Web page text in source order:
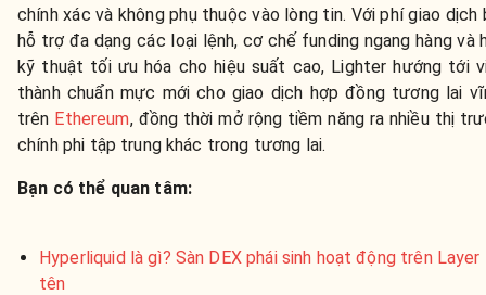
chính xác và không phụ thuộc vào lòng tin. Với phí giao dịch
hỗ trợ đa dạng các loại lệnh, cơ chế funding ngang hàng và
kỹ thuật tối ưu hóa cho hiệu suất cao, Lighter hướng tới
thành chuẩn mực mới cho giao dịch hợp đồng tương lai
trên Ethereum, đồng thời mở rộng tiềm năng ra nhiều thị
chính phi tập trung khác trong tương lai.
Bạn có thể quan tâm:
Hyperliquid là gì? Sàn DEX phái sinh hoạt động trên Layer
tên